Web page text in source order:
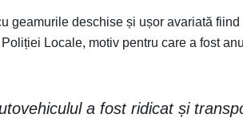
geamurile deschise și ușor avariată
Locale, motiv pentru care a fost
a fost ridicat și